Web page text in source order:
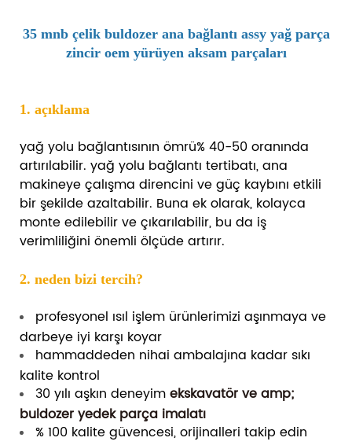
35 mnb çelik buldozer ana bağlantı assy yağ parça
zincir oem yürüyen aksam parçaları
1. açıklama
yağ yolu bağlantısının ömrü% 40-50 oranında
artırılabilir. yağ yolu bağlantı tertibatı, ana
makineye çalışma direncini ve güç kaybını etkili
bir şekilde azaltabilir. Buna ek olarak, kolayca
monte edilebilir ve çıkarılabilir, bu da iş
verimliliğini önemli ölçüde artırır.
2. neden bizi tercih?
profesyonel ısıl işlem ürünlerimizi aşınmaya ve
darbeye iyi karşı koyar
hammaddeden nihai ambalajına kadar sıkı
kalite kontrol
30 yılı aşkın deneyimekskavatör ve amp;
buldozer yedek parça imalatı
% 100 kalite güvencesi, orijinalleri takip edin